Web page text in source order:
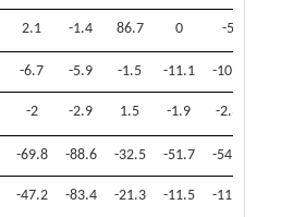
2.1 -1.4 86.7 0 -5
-6.7 -5.9 -1.5 -11.1 -10.5
-2 -2.9 1.5 -1.9 -2.3
-69.8 -88.6 -32.5 -51.7 -54.7
-47.2 -83.4 -21.3 -11.5 -11.6